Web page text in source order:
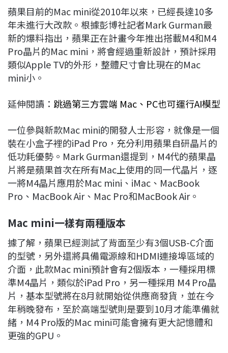
蘋果目前的Mac mini從2010年以來，已經長達10多
年未進行大改款。根據彭博社記者Mark Gurman最
新的爆料指出，蘋果正在計畫今年推出搭載M4和M4
Pro晶片的Mac mini，將會經過重新設計，預計採用
類似Apple TV的外形，整體尺寸會比現在的Mac
mini小。
延伸閱讀： 跳過第三方雲端 Mac、PC也可運行AI模型
一位參與新款Mac mini的開發人士形容，就像是一個
裝在小盒子裡的iPad Pro，充分利用蘋果自研晶片的
低功耗優勢。Mark Gurman還提到，M4代的蘋果晶
片將是蘋果首次在所有Mac上使用的同一代晶片，逐
一將M4晶片應用於Mac mini、iMac、MacBook
Pro、MacBook Air、Mac Pro和MacBook Air。
Mac mini一樣有兩種版本
據了解，蘋果已經測試了背面至少有3個USB-C介面
的型號，另外還將具備電源線和HDMI連接埠區域的
介面，此款Mac mini預計會有2個版本，一種採用標
準M4晶片，類似於iPad Pro，另一種採用 M4 Pro晶
片，基本型號將在8月就開始從供應商發貨，並在今
年稍晚發布，至於高端型號則是要到10月才能準備就
緒，M4 Pro版的Mac mini可能會擁有更大記憶體和
更強的GPU。